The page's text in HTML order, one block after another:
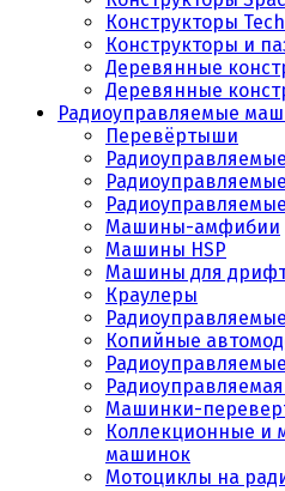
Конструкторы
Конструкторы и
Деревянные
Деревянные
Радиоуправляемые
Перевёртыши
Машины-амфибии
Машины HSP
Машины для
Краулеры
Копийные
Машинки-
Коллекционные и
машинок
Мотоциклы на